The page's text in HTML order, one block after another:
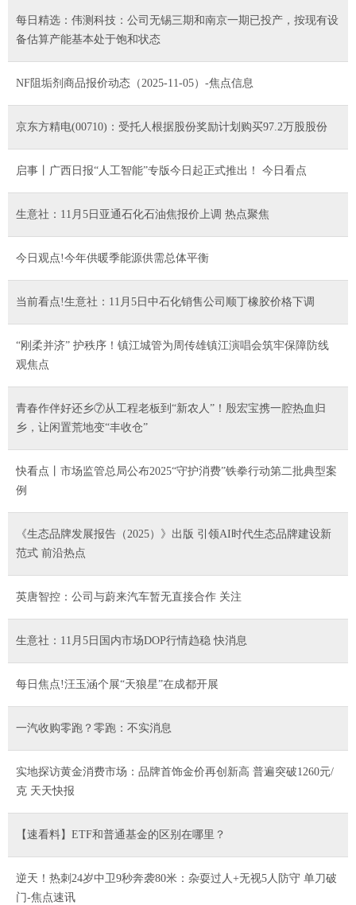
每日精选：伟测科技：公司无锡三期和南京一期已投产，按现有设
备估算产能基本处于饱和状态
NF阻垢剂商品报价动态（2025-11-05）-焦点信息
京东方精电(00710)：受托人根据股份奖励计划购买97.2万股股份
启事丨广西日报“人工智能”专版今日起正式推出！ 今日看点
生意社：11月5日亚通石化石油焦报价上调 热点聚焦
今日观点!今年供暖季能源供需总体平衡
当前看点!生意社：11月5日中石化销售公司顺丁橡胶价格下调
“刚柔并济” 护秩序！镇江城管为周传雄镇江演唱会筑牢保障防线
观焦点
青春作伴好还乡⑦从工程老板到“新农人”！殷宏宝携一腔热血归
乡，让闲置荒地变“丰收仓”
快看点丨市场监管总局公布2025“守护消费”铁拳行动第二批典型案
例
《生态品牌发展报告（2025）》出版 引领AI时代生态品牌建设新
范式 前沿热点
英唐智控：公司与蔚来汽车暂无直接合作 关注
生意社：11月5日国内市场DOP行情趋稳 快消息
每日焦点!汪玉涵个展“天狼星”在成都开展
一汽收购零跑？零跑：不实消息
实地探访黄金消费市场：品牌首饰金价再创新高 普遍突破1260元/
克 天天快报
【速看料】ETF和普通基金的区别在哪里？
逆天！热刺24岁中卫9秒奔袭80米：杂耍过人+无视5人防守 单刀破
门-焦点速讯